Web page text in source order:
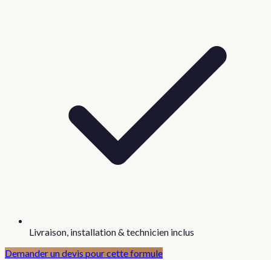
Livraison, installation & technicien inclus
Demander un devis pour cette formule